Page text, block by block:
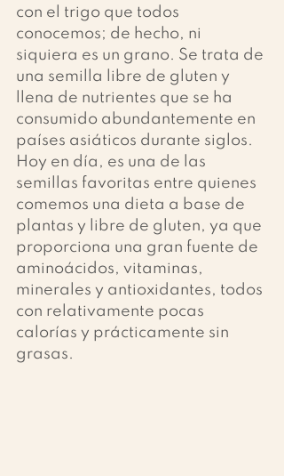
con el trigo que todos
conocemos; de hecho, ni
siquiera es un grano. Se trata de
una semilla libre de gluten y
llena de nutrientes que se ha
consumido abundantemente en
países asiáticos durante siglos.
Hoy en día, es una de las
semillas favoritas entre quienes
comemos una dieta a base de
plantas y libre de gluten, ya que
proporciona una gran fuente de
aminoácidos, vitaminas,
minerales y antioxidantes, todos
con relativamente pocas
calorías y prácticamente sin
grasas.